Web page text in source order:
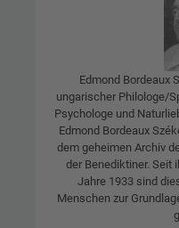
Edmond Bordeaux
ungarischer Philologe/
Psychologe und
Edmond Bordeaux
dem geheimen Archiv
der Benediktiner. Seit
Jahre 1933 sind
Menschen zur